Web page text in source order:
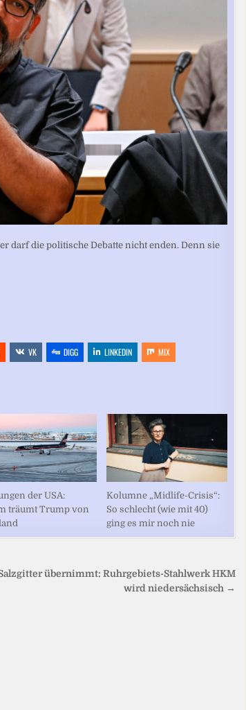
darf die politische Debatte nicht enden. Denn sie
VK DIGG LINKEDIN MIX
der USA:
träumt Trump von
Kolumne „Midlife-Crisis“:
So schlecht (wie mit 40)
ging es mir noch nie
übernimmt: Ruhrgebiets-Stahlwerk HKM
wird niedersächsisch →